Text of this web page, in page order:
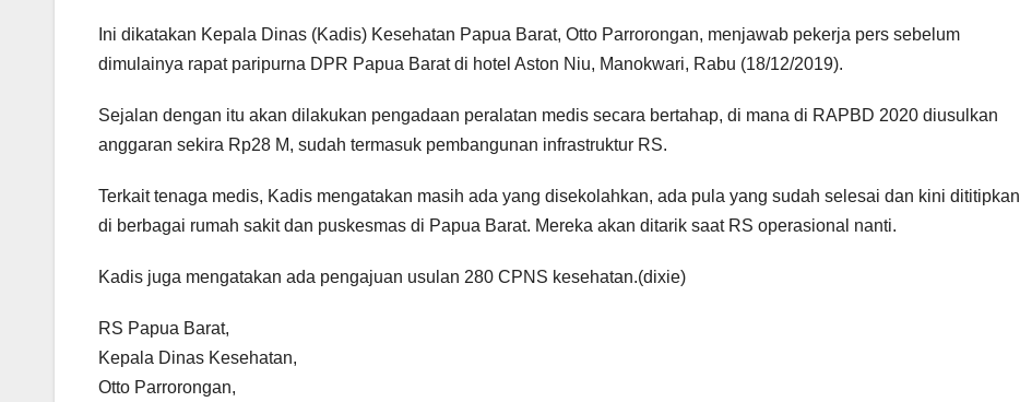
Ini dikatakan Kepala Dinas (Kadis) Kesehatan Papua Barat, Otto Parrorongan, menjawab pekerja pers sebelum
dimulainya rapat paripurna DPR Papua Barat di hotel Aston Niu, Manokwari, Rabu (18/12/2019).
Sejalan dengan itu akan dilakukan pengadaan peralatan medis secara bertahap, di mana di RAPBD 2020 diusulkan
anggaran sekira Rp28 M, sudah termasuk pembangunan infrastruktur RS.
Terkait tenaga medis, Kadis mengatakan masih ada yang disekolahkan, ada pula yang sudah selesai dan kini dititipkan
di berbagai rumah sakit dan puskesmas di Papua Barat. Mereka akan ditarik saat RS operasional nanti.
Kadis juga mengatakan ada pengajuan usulan 280 CPNS kesehatan.(dixie)
RS Papua Barat,
Kepala Dinas Kesehatan,
Otto Parrorongan,